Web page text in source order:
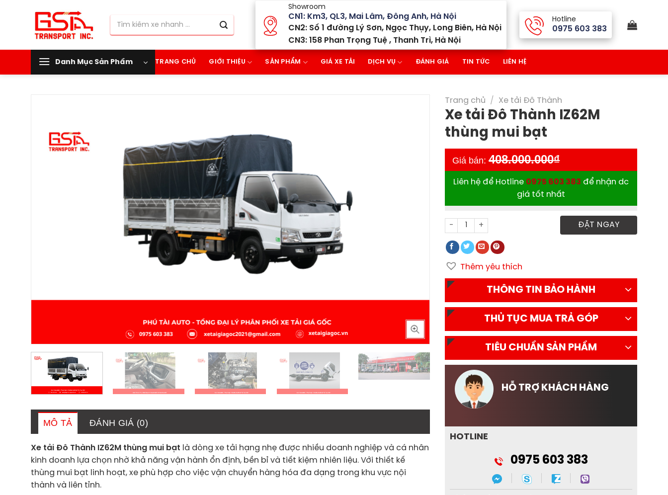
Tìm
Showroom
CN1: Km3, QL3, Mai Lâm, Đông Anh, Hà Nội
CN2: Số 1 đường Lý Sơn, Ngọc Thụy, Long Biên, Hà Nội
CN3: 158 Phan Trọng Tuệ , Thanh Trì, Hà Nội
Hotline
0975 603 383
Danh Mục Sản Phẩm TRANG CHỦ GIỚI THIỆU SẢN PHẨM GIÁ XE TẢI DỊCH VỤ ĐÁNH GIÁ TIN TỨC LIÊN HỆ
MÔ TẢ ĐÁNH GIÁ (0)
Xe tải Đô Thành IZ62M thùng mui bạt là dòng xe tải hạng nhẹ được nhiều doanh nghiệp và cá nhân
kinh doanh lựa chọn nhờ khả năng vận hành ổn định, bền bỉ và tiết kiệm nhiên liệu. Với thiết kế
thùng mui bạt linh hoạt, xe phù hợp cho việc vận chuyển hàng hóa đa dạng trong khu vực nội
thành và liên tỉnh.
Trang chủ / Xe tải Đô Thành
Xe tải Đô Thành IZ62M
thùng mui bạt
Giá bán:408.000.000₫
Liên hệ để Hotline 0975 603 383 để nhận dc
giá tốt nhất
Xe tải Đô Thành IZ62M thùng mui bạt số lượng
ĐẶT NGAY
Thêm yêu thích
THÔNG TIN BẢO HÀNH
THỦ TỤC MUA TRẢ GÓP
TIÊU CHUẨN SẢN PHẨM
HỖ TRỢ KHÁCH HÀNG
HOTLINE
0975 603 383